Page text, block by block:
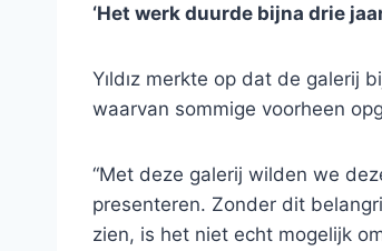
‘Het werk duurde bijna drie
Yıldız merkte op dat de galerij
waarvan sommige voorheen
“Met deze galerij wilden we
presenteren. Zonder dit
zien, is het niet echt mogelijk